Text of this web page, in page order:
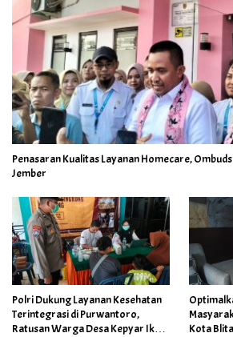
Penasaran Kualitas Layanan Homecare,
Jember
Polri Dukung Layanan Kesehatan
Terintegrasi di Purwantoro,
Ratusan Warga Desa Kepyar Ikuti
Kota